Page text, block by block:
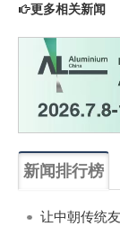
更多相关新闻
新闻排行榜